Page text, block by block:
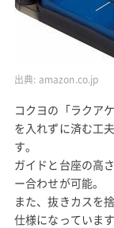
出典: amazon.co.jp
コクヨの「ラクア
を入れずに済む工
す。
ガイドと台座の高
ー合わせが可能。
また、抜きカスを
仕様になっています